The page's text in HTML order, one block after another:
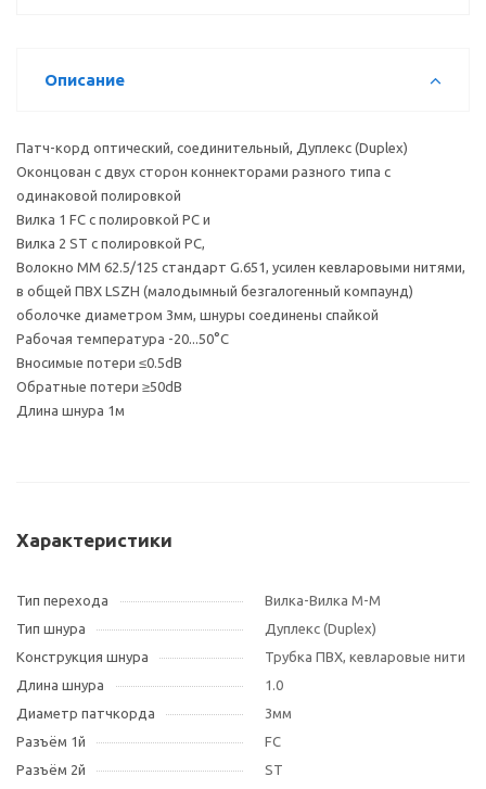
Описание
Патч-корд оптический, соединительный, Дуплекс (Duplex)
Оконцован с двух сторон коннекторами разного типа с
одинаковой полировкой
Вилка 1 FC с полировкой PC и
Вилка 2 ST с полировкой PC,
Волокно MM 62.5/125 стандарт G.651, усилен кевларовыми нитями,
в общей ПВХ LSZH (малодымный безгалогенный компаунд)
оболочке диаметром 3мм, шнуры соединены спайкой
Рабочая температура -20...50°С
Вносимые потери ≤0.5dB
Обратные потери ≥50dB
Длина шнура 1м
Характеристики
Тип перехода
Вилка-Вилка M-M
Тип шнура
Дуплекс (Duplex)
Конструкция шнура
Трубка ПВХ, кевларовые нити
Длина шнура
1.0
Диаметр патчкорда
3мм
Разъём 1й
FC
Разъём 2й
ST